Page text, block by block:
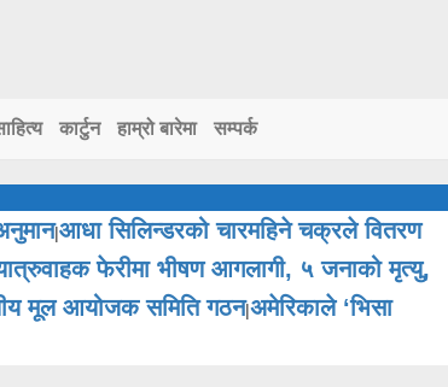
कार्टुन हाम्रो बारेमा सम्पर्क
|आधा सिलिन्डरको चारमहिने चक्रले वितरण
फेरीमा भीषण आगलागी, ५ जनाको मृत्यु,
मूल आयोजक समिति गठन|अमेरिकाले ‘भिसा